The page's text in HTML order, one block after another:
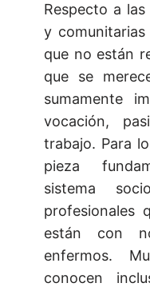
Respecto a
y
que no están
que se
sumamente
vocación,
trabajo. Para
pieza
sistema
profesionales
están con
enfermos.
conocen